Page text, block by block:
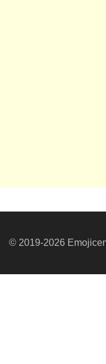
© 2019-2026